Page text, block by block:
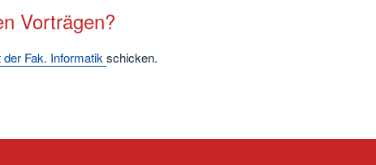
Vorträgen?
Fak. Informatik schicken.